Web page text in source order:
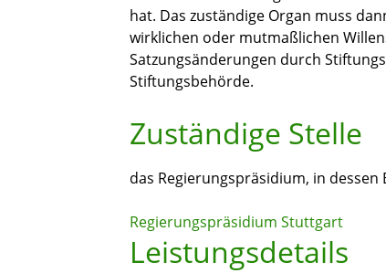
hat. Das zuständige Organ muss
wirklichen oder mutmaßlichen
Satzungsänderungen durch
Stiftungsbehörde.
Zuständige Stelle
das Regierungspräsidium, in
Regierungspräsidium Stuttgart
Leistungsdetails